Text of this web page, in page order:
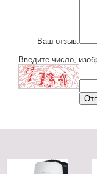
Ваш отзыв:
Введите число,